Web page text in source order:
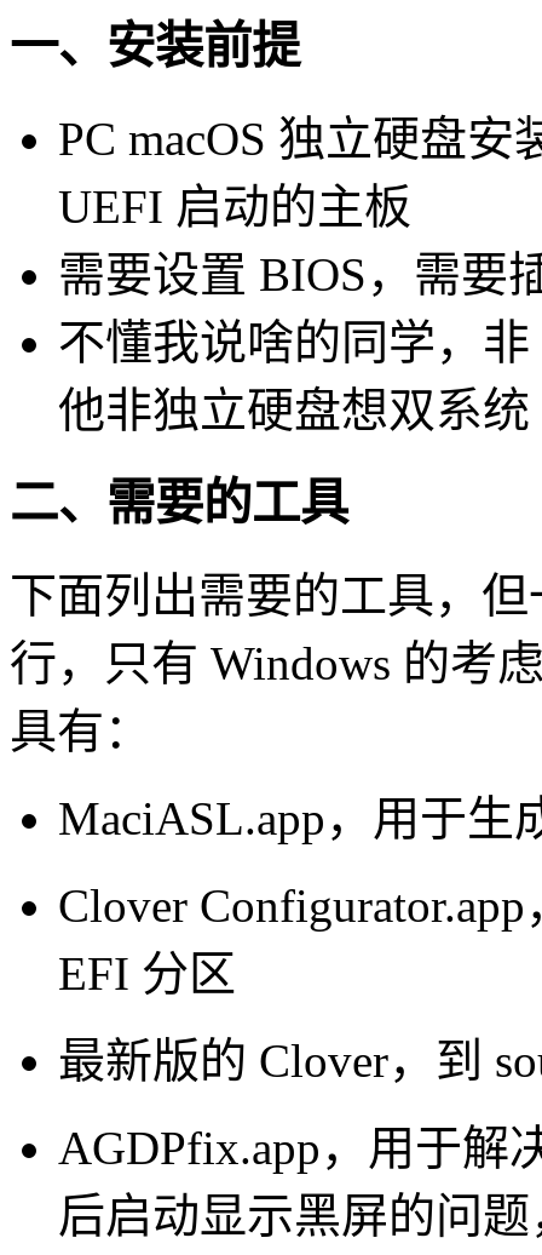
一、安装前提
PC macOS 独立硬盘
UEFI 启动的主板
需要设置 BIOS，需要
不懂我说啥的同学，
他非独立硬盘想双系
二、需要的工具
下面列出需要的工具，
行，只有 Windows 的考
具有：
MaciASL.app，用于生
Clover
EFI 分区
最新版的 Clover，到
AGDPfix.app，用于解
后启动显示黑屏的问